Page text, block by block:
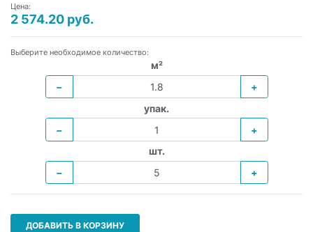
Цена:
2 574.20 руб.
Выберите необходимое количество:
м²
−
+
упак.
−
+
шт.
−
+
ДОБАВИТЬ В КОРЗИНУ